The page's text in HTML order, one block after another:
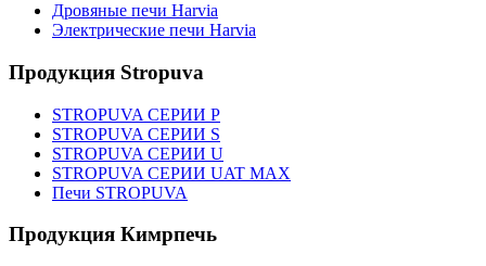
Дровяные печи Harvia
Электрические печи Harvia
Продукция Stropuva
STROPUVA СЕРИИ P
STROPUVA СЕРИИ S
STROPUVA СЕРИИ U
STROPUVA СЕРИИ UAT MAX
Печи STROPUVA
Продукция Кимрпечь